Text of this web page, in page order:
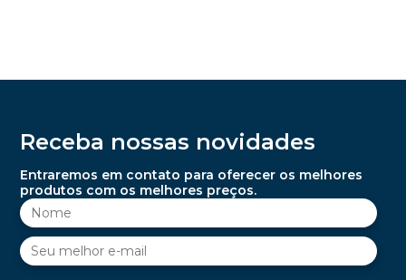
Receba nossas novidades
Entraremos em contato para oferecer os melhores
produtos com os melhores preços.